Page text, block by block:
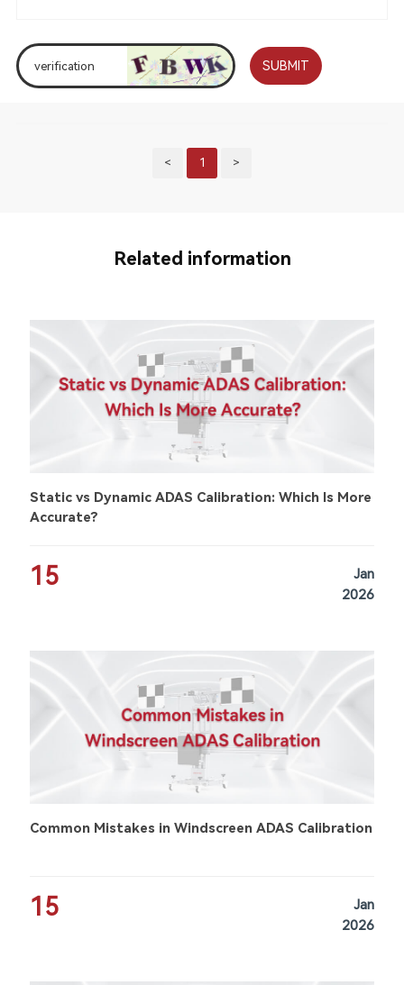
SUBMIT
< 1 >
Related information
Static vs Dynamic ADAS Calibration: Which Is More
Accurate?
15
Jan
2026
Common Mistakes in Windscreen ADAS Calibration
15
Jan
2026